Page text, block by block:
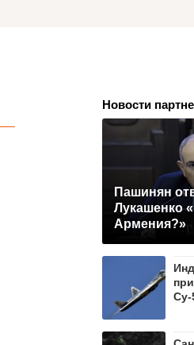
Новости
Пашинян
Лукашенко
Армения?»
Су-